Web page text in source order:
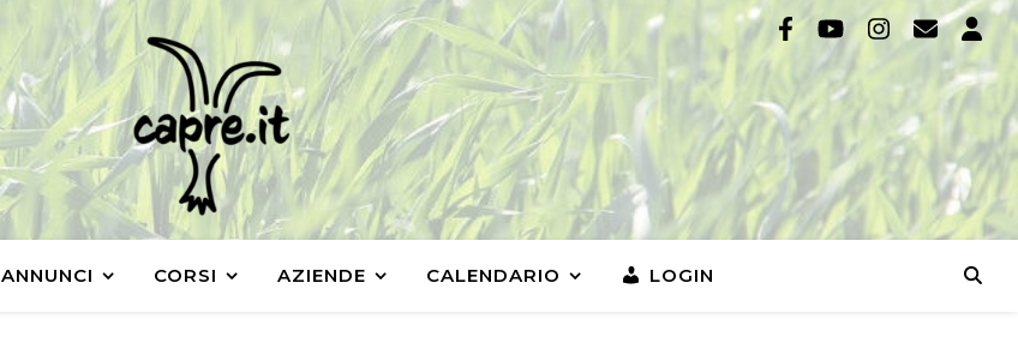
ANNUNCI CORSI AZIENDE CALENDARIO LOGIN